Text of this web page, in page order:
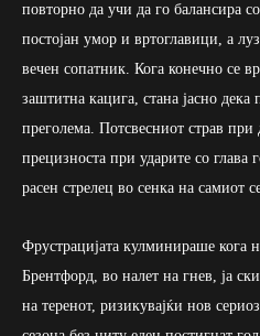
повторно да учи да го балансира
постојан умор и вртоглавици, а
вечен сопатник. Кога конечно се
заштитна кацига, стана јасно дека
преголема. Потсвесниот страв при
прецизноста при ударите со глава
расен стрелец во сенка на самиот
Фрустрацијата кулминираше кога
Брентфорд, во налет на гнев, ја
на теренот, ризикувајќи нов